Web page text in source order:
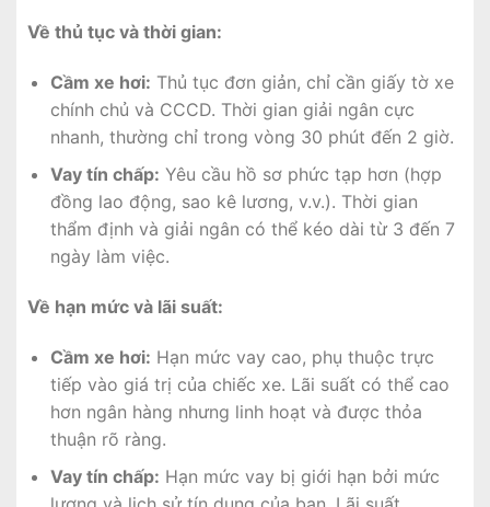
Về thủ tục và thời gian:
Cầm xe hơi: Thủ tục đơn giản, chỉ cần giấy tờ xe
chính chủ và CCCD. Thời gian giải ngân cực
nhanh, thường chỉ trong vòng 30 phút đến 2 giờ.
Vay tín chấp: Yêu cầu hồ sơ phức tạp hơn (hợp
đồng lao động, sao kê lương, v.v.). Thời gian
thẩm định và giải ngân có thể kéo dài từ 3 đến 7
ngày làm việc.
Về hạn mức và lãi suất:
Cầm xe hơi: Hạn mức vay cao, phụ thuộc trực
tiếp vào giá trị của chiếc xe. Lãi suất có thể cao
hơn ngân hàng nhưng linh hoạt và được thỏa
thuận rõ ràng.
Vay tín chấp: Hạn mức vay bị giới hạn bởi mức